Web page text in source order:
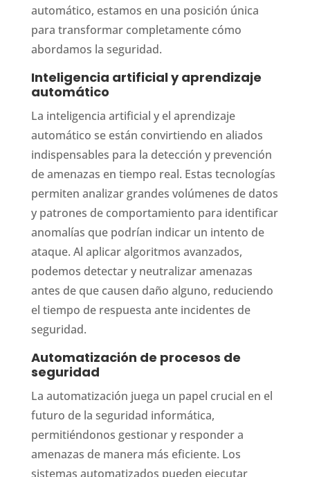
automático, estamos en una posición única
para transformar completamente cómo
abordamos la seguridad.
Inteligencia artificial y aprendizaje
automático
La inteligencia artificial y el aprendizaje
automático se están convirtiendo en aliados
indispensables para la detección y prevención
de amenazas en tiempo real. Estas tecnologías
permiten analizar grandes volúmenes de datos
y patrones de comportamiento para identificar
anomalías que podrían indicar un intento de
ataque. Al aplicar algoritmos avanzados,
podemos detectar y neutralizar amenazas
antes de que causen daño alguno, reduciendo
el tiempo de respuesta ante incidentes de
seguridad.
Automatización de procesos de
seguridad
La automatización juega un papel crucial en el
futuro de la seguridad informática,
permitiéndonos gestionar y responder a
amenazas de manera más eficiente. Los
sistemas automatizados pueden ejecutar